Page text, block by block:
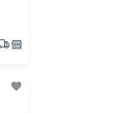
favorite